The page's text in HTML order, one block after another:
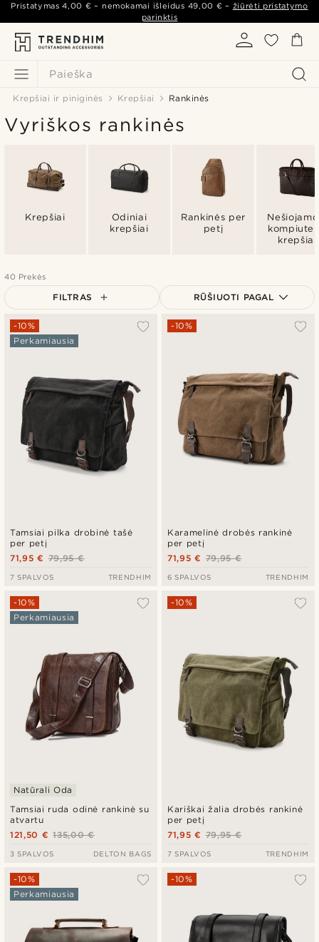
Paieška
Pristatymas4,00 € – nemokamai išleidus 49,00 € – žiūrėti pristatymo
parinktis
Krepšiai ir piniginės Krepšiai Rankinės
Vyriškos rankinės
Krepšiai
Odiniai
krepšiai
Rankinės per
petį
krepšiai
40 Prekės
FILTRAS RŪŠIUOTI PAGAL
Populiariausias
Brangiausia
Tamsiai pilka drobinė tašė
per petį
-10%
Perkamiausia
79,95 €
71,95 €
7 SPALVOS TRENDHIM
Karamelinė drobės rankinė
per petį
-10%
79,95 €
71,95 €
6 SPALVOS TRENDHIM
Tamsiai ruda odinė rankinė su
atvartu
-10%
Perkamiausia
Natūrali Oda
135,00 €
121,50 €
3 SPALVOS DELTON BAGS
Kariškai žalia drobės rankinė
per petį
-10%
79,95 €
71,95 €
7 SPALVOS TRENDHIM
-10%
Perkamiausia
-10%